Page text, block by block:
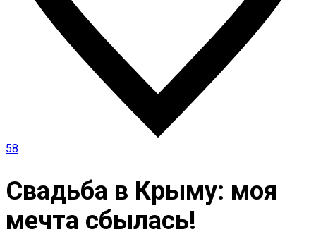
58
Свадьба в Крыму: моя
мечта сбылась!